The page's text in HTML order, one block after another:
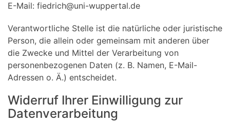
E-Mail: fiedrich@uni-wuppertal.de
Verantwortliche Stelle ist die natürliche oder juristische
Person, die allein oder gemeinsam mit anderen über
die Zwecke und Mittel der Verarbeitung von
personenbezogenen Daten (z. B. Namen, E-Mail-
Adressen o. Ä.) entscheidet.
Widerruf Ihrer Einwilligung zur
Datenverarbeitung